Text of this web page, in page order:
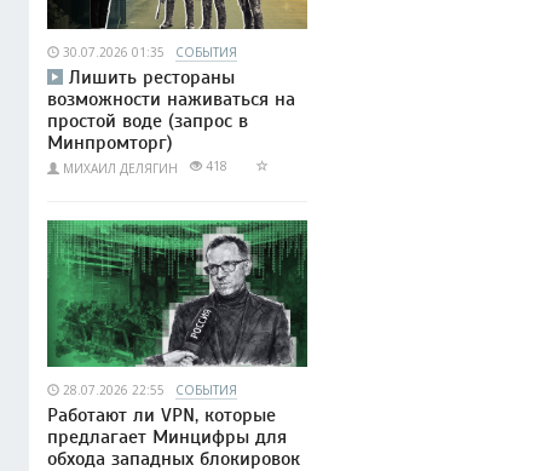
30.07.2026 01:35 СОБЫТИЯ
Лишить рестораны
возможности наживаться на
простой воде (запрос в
Минпромторг)
МИХАИЛ ДЕЛЯГИН 418
28.07.2026 22:55 СОБЫТИЯ
Работают ли VPN, которые
предлагает Минцифры для
обхода западных блокировок